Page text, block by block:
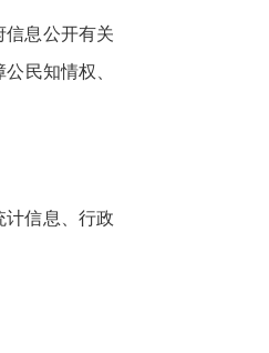
信息公开有关
民知情权、
计信息、行政